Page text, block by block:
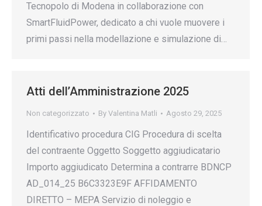
Tecnopolo di Modena in collaborazione con
SmartFluidPower, dedicato a chi vuole muovere i
primi passi nella modellazione e simulazione di…
Atti dell’Amministrazione 2025
Non categorizzato By Valentina Matli Agosto 29, 2025
Identificativo procedura CIG Procedura di scelta
del contraente Oggetto Soggetto aggiudicatario
Importo aggiudicato Determina a contrarre BDNCP
AD_014_25 B6C3323E9F AFFIDAMENTO
DIRETTO – MEPA Servizio di noleggio e